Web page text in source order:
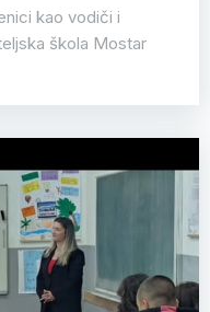
kao vodiči i
škola Mostar